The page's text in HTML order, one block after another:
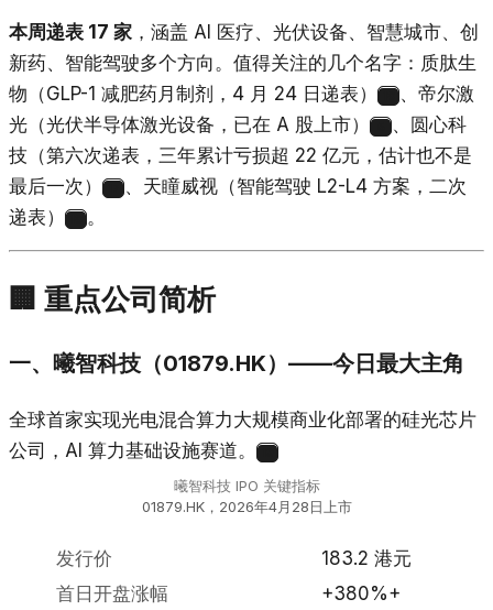
本周递表 17 家 ，涵盖 AI 医疗、光伏设备、智慧城市、创
新药、智能驾驶多个方向。值得关注的几个名字：质肽生
物（GLP-1 减肥药月制剂，4 月 24 日递表）
、帝尔激
光（光伏半导体激光设备，已在 A 股上市）
、圆心科
技（第六次递表，三年累计亏损超 22 亿元，估计也不是
最后一次）
、天瞳威视（智能驾驶 L2-L4 方案，二次
递表）
。
🏢 重点公司简析
一、曦智科技（01879.HK）——今日最大主角
全球首家实现光电混合算力大规模商业化部署的硅光芯片
公司，AI 算力基础设施赛道。
曦智科技 IPO 关键指标
01879.HK，2026年4月28日上市
发行价
183.2 港元
首日开盘涨幅
+380%+